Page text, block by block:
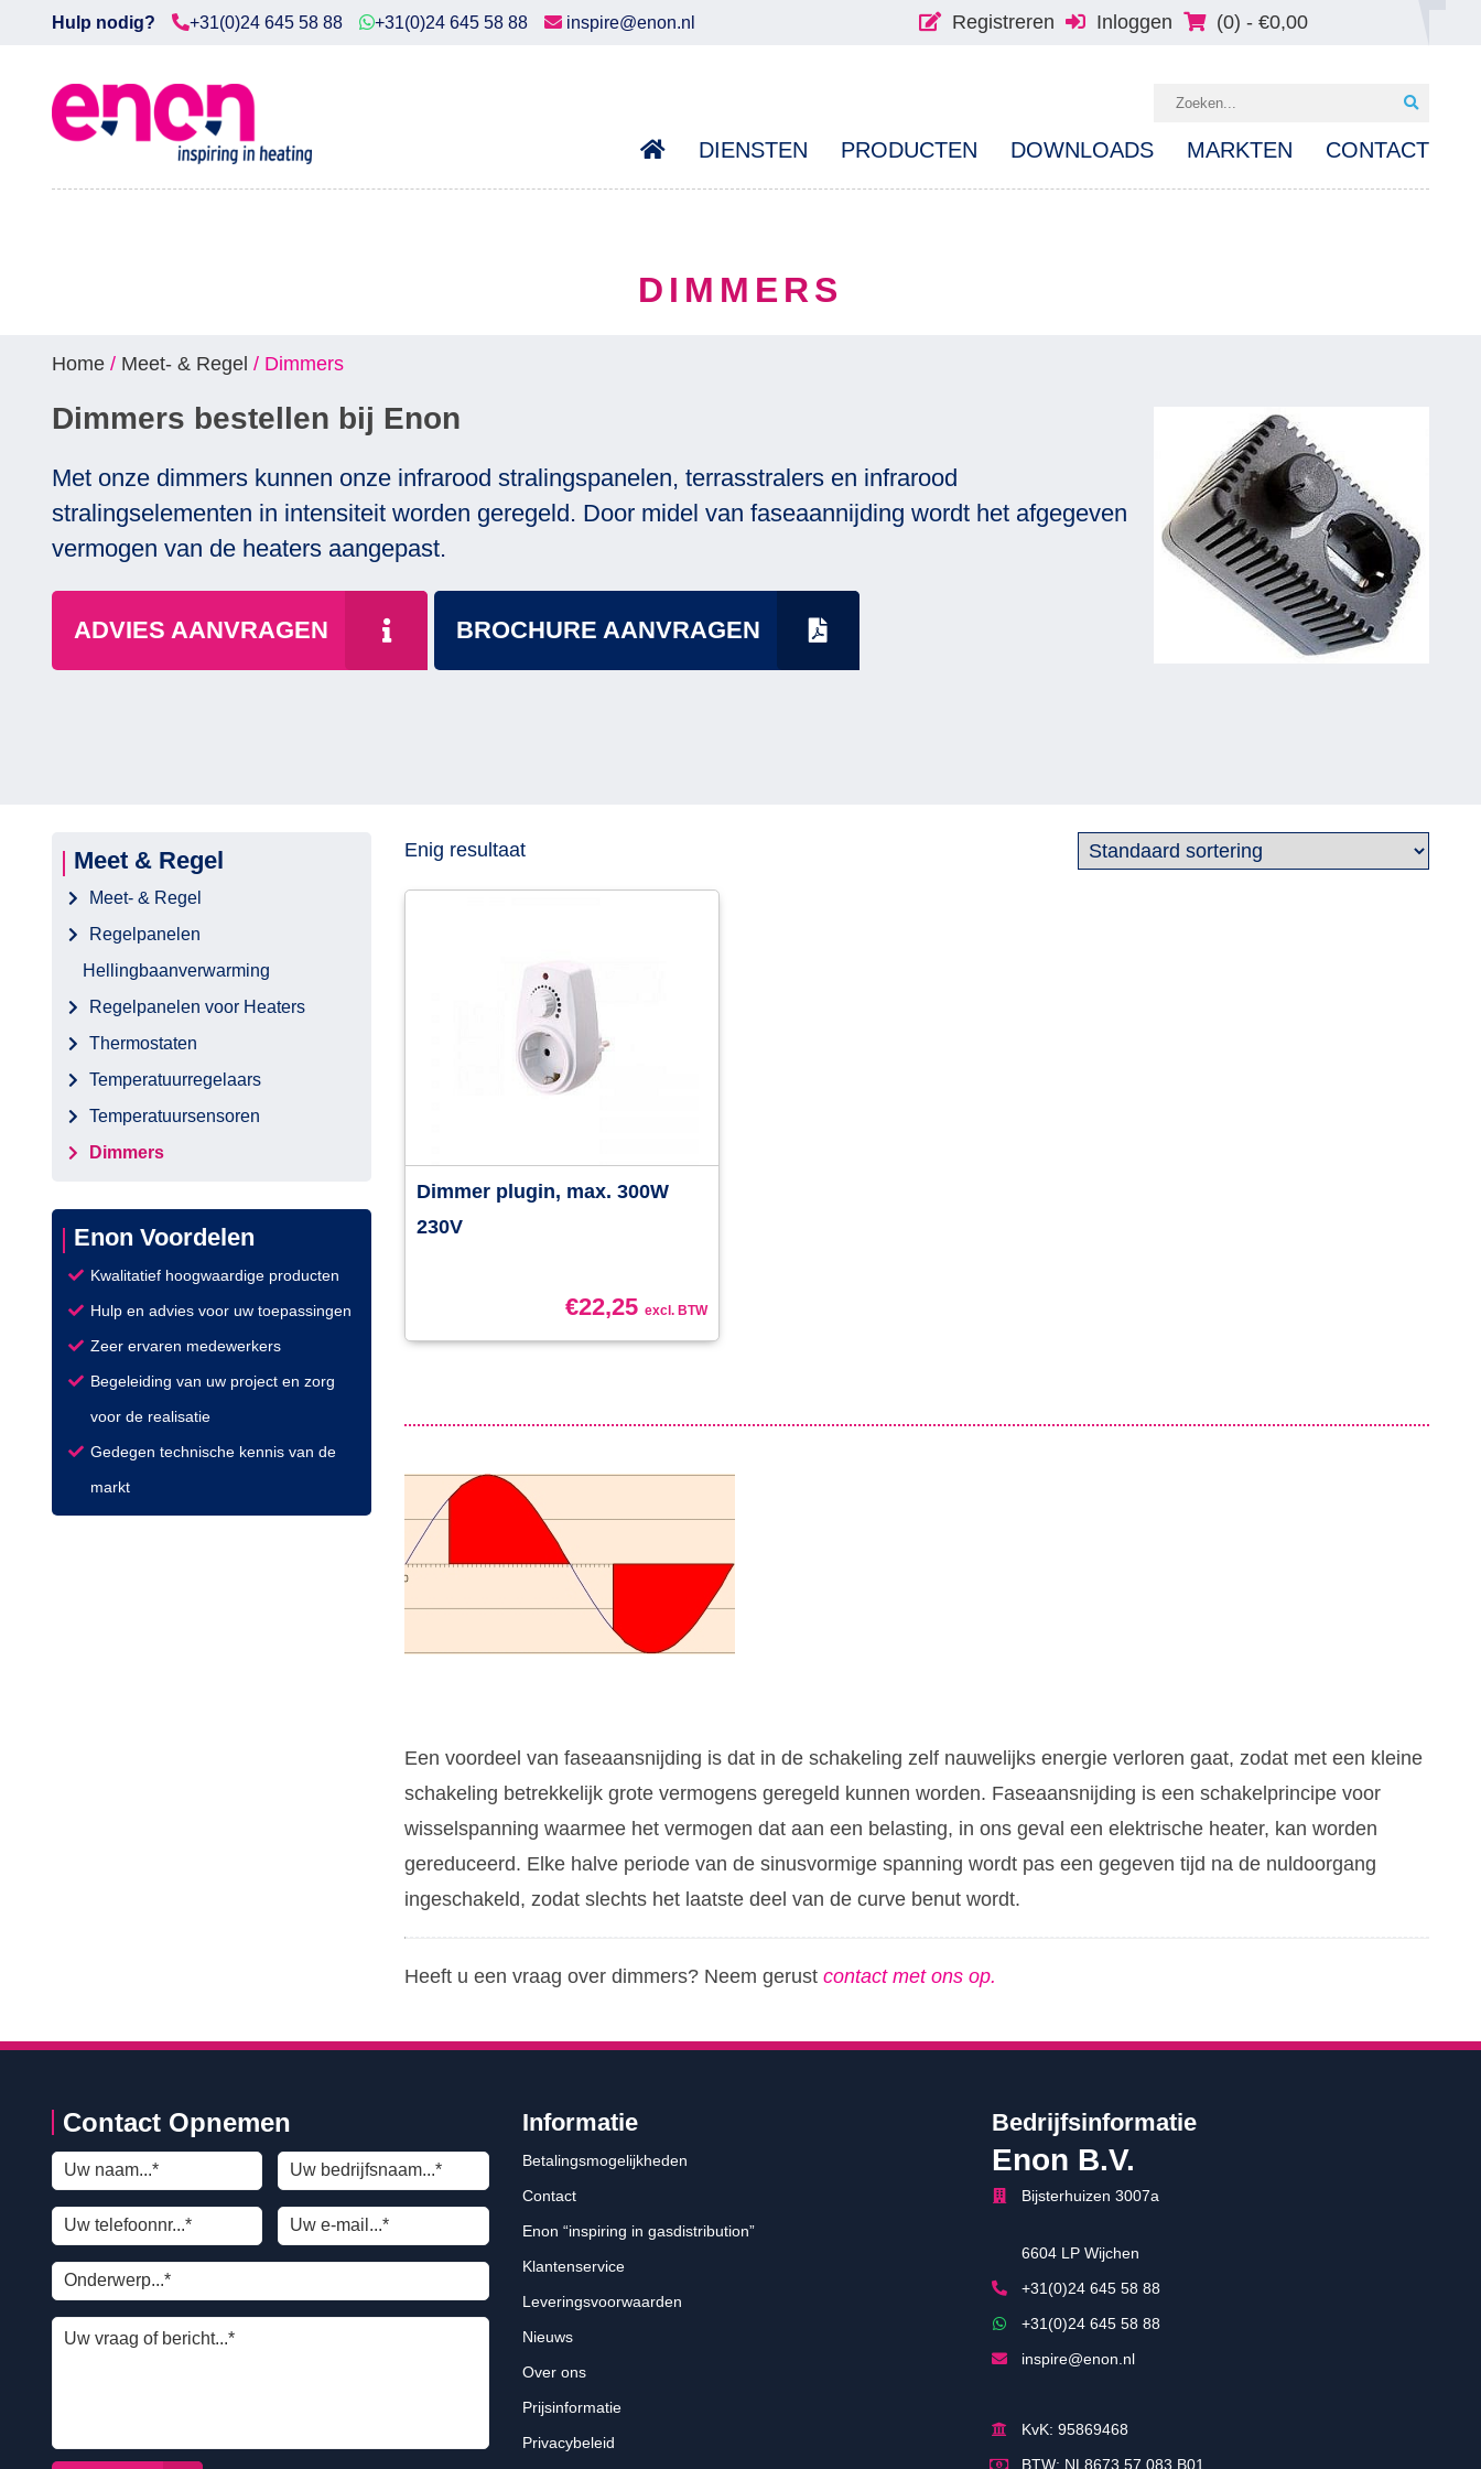
Home
Contact
Hulp nodig? +31(0)24 645 58 88 +31(0)24 645 58 88 inspire@enon.nl Registreren Inloggen (0) - €0,00
DIENSTEN PRODUCTEN DOWNLOADS MARKTEN CONTACT
DIMMERS
Home / Meet- & Regel / Dimmers
Dimmers bestellen bij Enon
Met onze dimmers kunnen onze infrarood stralingspanelen, terrasstralers en infrarood
stralingselementen in intensiteit worden geregeld. Door midel van faseaannijding wordt het afgegeven
vermogen van de heaters aangepast.
ADVIES AANVRAGEN BROCHURE AANVRAGEN
Meet & Regel
Meet- & Regel
Regelpanelen
Hellingbaanverwarming
Regelpanelen voor Heaters
Thermostaten
Temperatuurregelaars
Temperatuursensoren
Dimmers
Enon Voordelen
Kwalitatief hoogwaardige producten
Hulp en advies voor uw toepassingen
Zeer ervaren medewerkers
Begeleiding van uw project en zorg
voor de realisatie
Gedegen technische kennis van de
markt
Enig resultaat
Dimmer plugin, max. 300W
230V
€22,25 excl. BTW
Een voordeel van faseaansnijding is dat in de schakeling zelf nauwelijks energie verloren gaat, zodat met een kleine
schakeling betrekkelijk grote vermogens geregeld kunnen worden. Faseaansnijding is een schakelprincipe voor
wisselspanning waarmee het vermogen dat aan een belasting, in ons geval een elektrische heater, kan worden
gereduceerd. Elke halve periode van de sinusvormige spanning wordt pas een gegeven tijd na de nuldoorgang
ingeschakeld, zodat slechts het laatste deel van de curve benut wordt.
Heeft u een vraag over dimmers? Neem gerust contact met ons op.
Contact Opnemen Informatie
Betalingsmogelijkheden
Contact
Enon “inspiring in gasdistribution”
Klantenservice
Leveringsvoorwaarden
Nieuws
Over ons
Prijsinformatie
Privacybeleid
Bedrijfsinformatie
Enon B.V.
Bijsterhuizen 3007a
6604 LP Wijchen
+31(0)24 645 58 88
+31(0)24 645 58 88
inspire@enon.nl
KvK: 95869468
BTW: NL8673.57.083.B01